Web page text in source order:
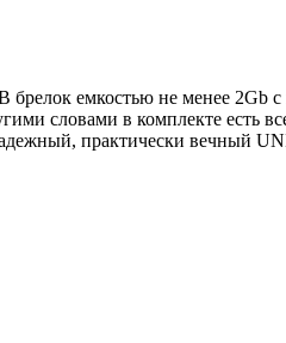
брелок емкостью не менее
словами в комплекте есть
практически вечный